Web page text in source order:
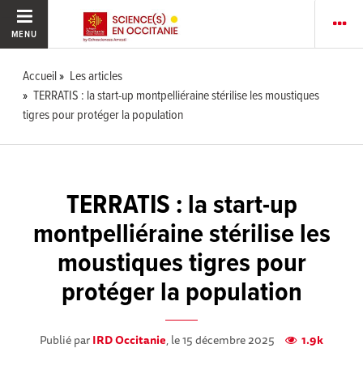
MENU
Accueil
Les articles
TERRATIS : la start-up montpelliéraine stérilise les moustiques
tigres pour protéger la population
TERRATIS : la start-up
montpelliéraine stérilise les
moustiques tigres pour
protéger la population
Publié parIRD Occitanie, le 15 décembre 2025 1.9k